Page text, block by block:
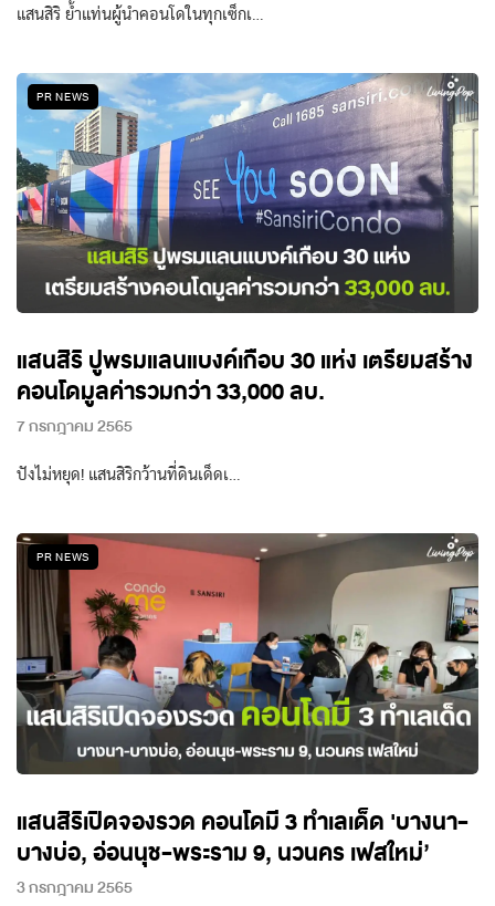
แสนสิริ ย้ำแท่นผู้นำคอนโดในทุกเซ็กเ…
PR NEWS
แสนสิริ ปูพรมแลนแบงค์เกือบ 30 แห่ง เตรียมสร้าง
คอนโดมูลค่ารวมกว่า 33,000 ลบ.
7 กรกฎาคม 2565
ปังไม่หยุด! แสนสิริกว้านที่ดินเด็ดเ…
PR NEWS
แสนสิริเปิดจองรวด คอนโดมี 3 ทำเลเด็ด 'บางนา-
บางบ่อ, อ่อนนุช-พระราม 9, นวนคร เฟสใหม่’
3 กรกฎาคม 2565